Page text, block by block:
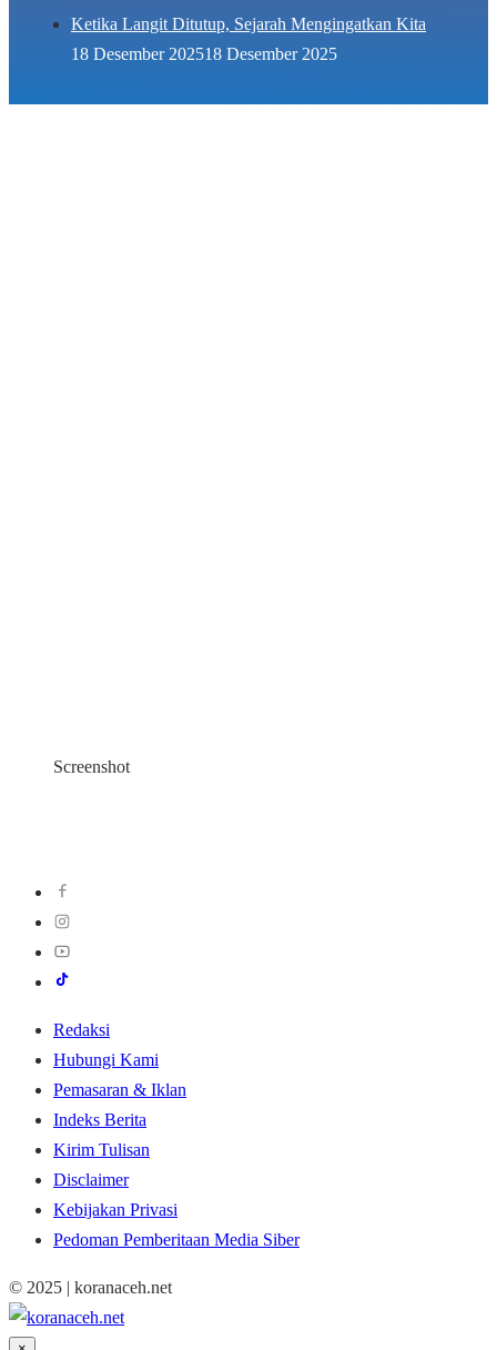
Ketika Langit Ditutup, Sejarah Mengingatkan Kita
18 Desember 202518 Desember 2025
Screenshot
Redaksi
Hubungi Kami
Pemasaran & Iklan
Indeks Berita
Kirim Tulisan
Disclaimer
Kebijakan Privasi
Pedoman Pemberitaan Media Siber
© 2025 | koranaceh.net